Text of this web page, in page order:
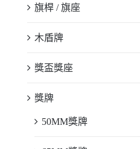
旗桿 / 旗座
木盾牌
獎盃獎座
獎牌
50MM獎牌